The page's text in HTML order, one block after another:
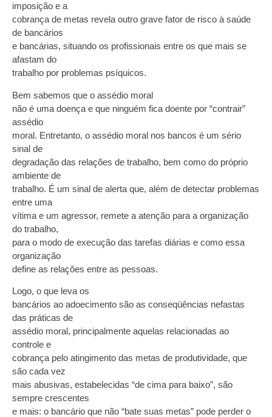
imposição e a
cobrança de metas revela outro grave fator de risco à saúde
de bancários
e bancárias, situando os profissionais entre os que mais se
afastam do
trabalho por problemas psíquicos.
Bem sabemos que o assédio moral
não é uma doença e que ninguém fica doente por “contrair”
assédio
moral. Entretanto, o assédio moral nos bancos é um sério
sinal de
degradação das relações de trabalho, bem como do próprio
ambiente de
trabalho. É um sinal de alerta que, além de detectar problemas
entre uma
vítima e um agressor, remete a atenção para a organização
do trabalho,
para o modo de execução das tarefas diárias e como essa
organização
define as relações entre as pessoas.
Logo, o que leva os
bancários ao adoecimento são as conseqüências nefastas
das práticas de
assédio moral, principalmente aquelas relacionadas ao
controle e
cobrança pelo atingimento das metas de produtividade, que
são cada vez
mais abusivas, estabelecidas “de cima para baixo”, são
sempre crescentes
e mais: o bancário que não “bate suas metas” pode perder o